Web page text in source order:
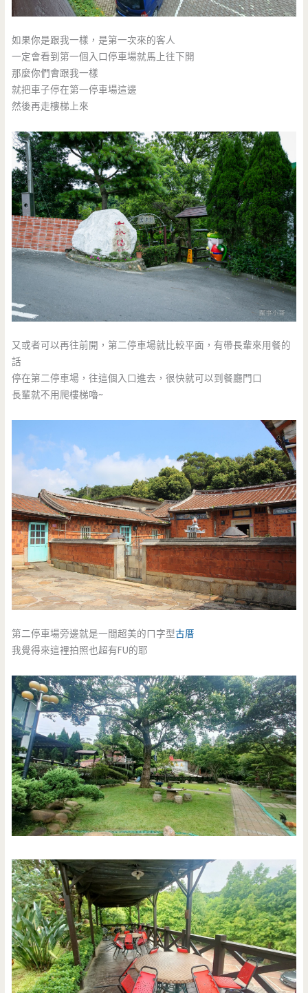
如果你是跟我一樣，是第一次來的客人
一定會看到第一個入口停車場就馬上往下開
那麼你們會跟我一樣
就把車子停在第一停車場這邊
然後再走樓梯上來
又或者可以再往前開，第二停車場就比較平面，有帶長輩來用餐的
話
停在第二停車場，往這個入口進去，很快就可以到餐廳門口
長輩就不用爬樓梯嚕~
第二停車場旁邊就是一間超美的ㄇ字型古厝
我覺得來這裡拍照也超有FU的耶